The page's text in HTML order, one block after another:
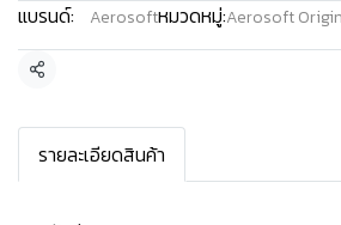
แบรนด์:
Aerosoftหมวดหมู่:Aerosoft
แชร์
รายละเอียดสินค้า